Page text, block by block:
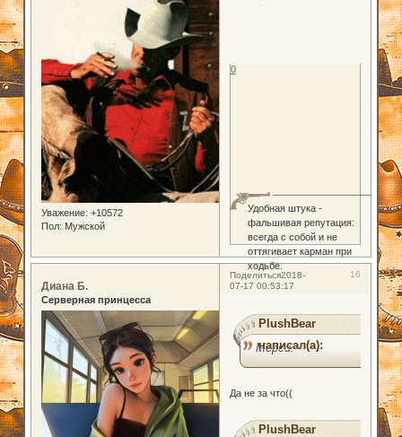
Уважение: +10572
Пол: Мужской
Удобная штука -
фальшивая репутация:
всегда с собой и не
оттягивает карман при
ходьбе.
0
Поделиться 16
2018-
07-17 00:53:17
Диана Б.
Серверная принцесса
PlushBear
написал(а):
Мерси.
Да не за что((
PlushBear